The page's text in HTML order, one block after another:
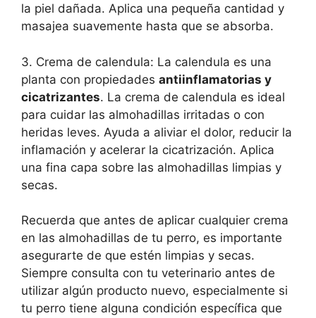
la piel dañada. Aplica una pequeña cantidad y
masajea suavemente hasta que se absorba.
3. Crema de calendula: La calendula es una
planta con propiedades antiinflamatorias y
cicatrizantes. La crema de calendula es ideal
para cuidar las almohadillas irritadas o con
heridas leves. Ayuda a aliviar el dolor, reducir la
inflamación y acelerar la cicatrización. Aplica
una fina capa sobre las almohadillas limpias y
secas.
Recuerda que antes de aplicar cualquier crema
en las almohadillas de tu perro, es importante
asegurarte de que estén limpias y secas.
Siempre consulta con tu veterinario antes de
utilizar algún producto nuevo, especialmente si
tu perro tiene alguna condición específica que